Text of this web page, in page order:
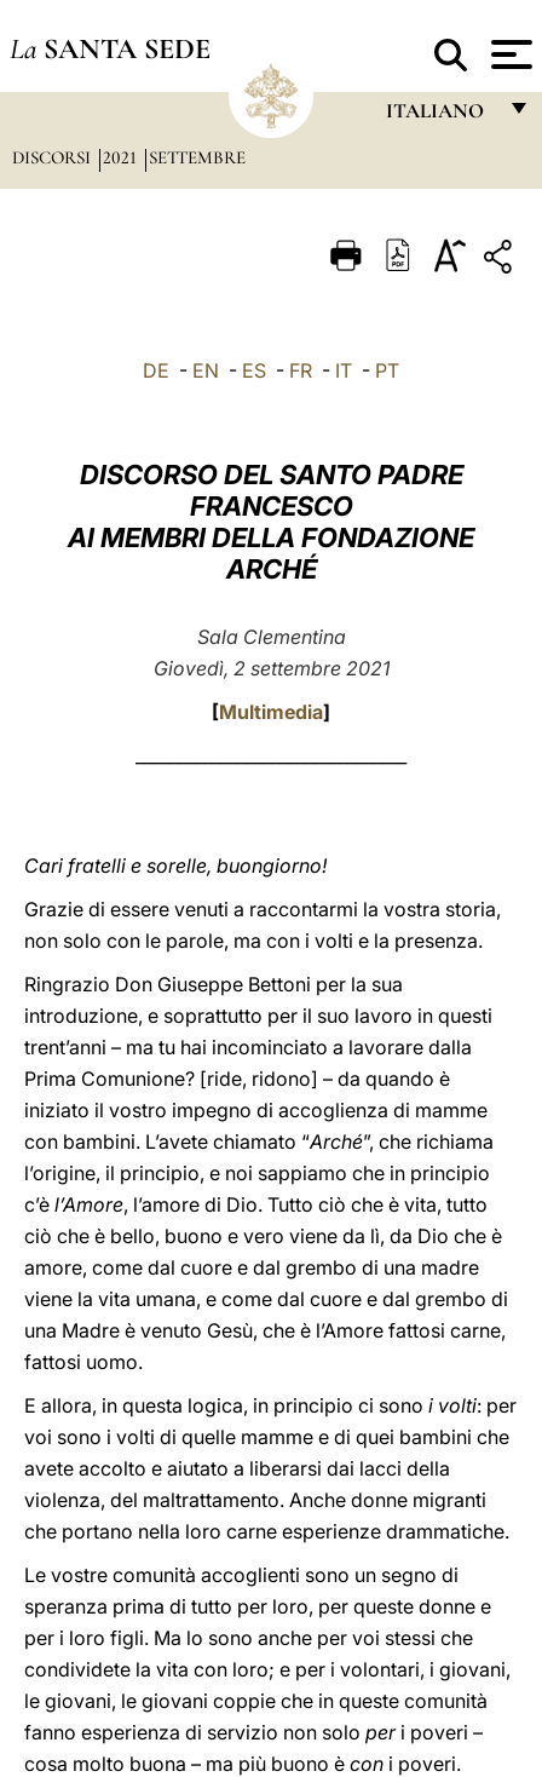
La SANTA SEDE
ITALIANO
ITALIANO
العربيّة
中文
DISCORSI 2021 SETTEMBRE
DE - EN - ES - FR - IT - PT
DISCORSO DEL SANTO PADRE
FRANCESCO
AI MEMBRI DELLA FONDAZIONE
ARCHÉ
Sala Clementina
Giovedì, 2 settembre 2021
[Multimedia]
Cari fratelli e sorelle, buongiorno!
Grazie di essere venuti a raccontarmi la vostra storia,
non solo con le parole, ma con i volti e la presenza.
Ringrazio Don Giuseppe Bettoni per la sua
introduzione, e soprattutto per il suo lavoro in questi
trent’anni – ma tu hai incominciato a lavorare dalla
Prima Comunione? [ride, ridono] – da quando è
iniziato il vostro impegno di accoglienza di mamme
con bambini. L’avete chiamato “Arché”, che richiama
l’origine, il principio, e noi sappiamo che in principio
c’è l’Amore, l’amore di Dio. Tutto ciò che è vita, tutto
ciò che è bello, buono e vero viene da lì, da Dio che è
amore, come dal cuore e dal grembo di una madre
viene la vita umana, e come dal cuore e dal grembo di
una Madre è venuto Gesù, che è l’Amore fattosi carne,
fattosi uomo.
E allora, in questa logica, in principio ci sono i volti: per
voi sono i volti di quelle mamme e di quei bambini che
avete accolto e aiutato a liberarsi dai lacci della
violenza, del maltrattamento. Anche donne migranti
che portano nella loro carne esperienze drammatiche.
Le vostre comunità accoglienti sono un segno di
speranza prima di tutto per loro, per queste donne e
per i loro figli. Ma lo sono anche per voi stessi che
condividete la vita con loro; e per i volontari, i giovani,
le giovani, le giovani coppie che in queste comunità
fanno esperienza di servizio non solo peri poveri –
cosa molto buona – ma più buono è con i poveri.